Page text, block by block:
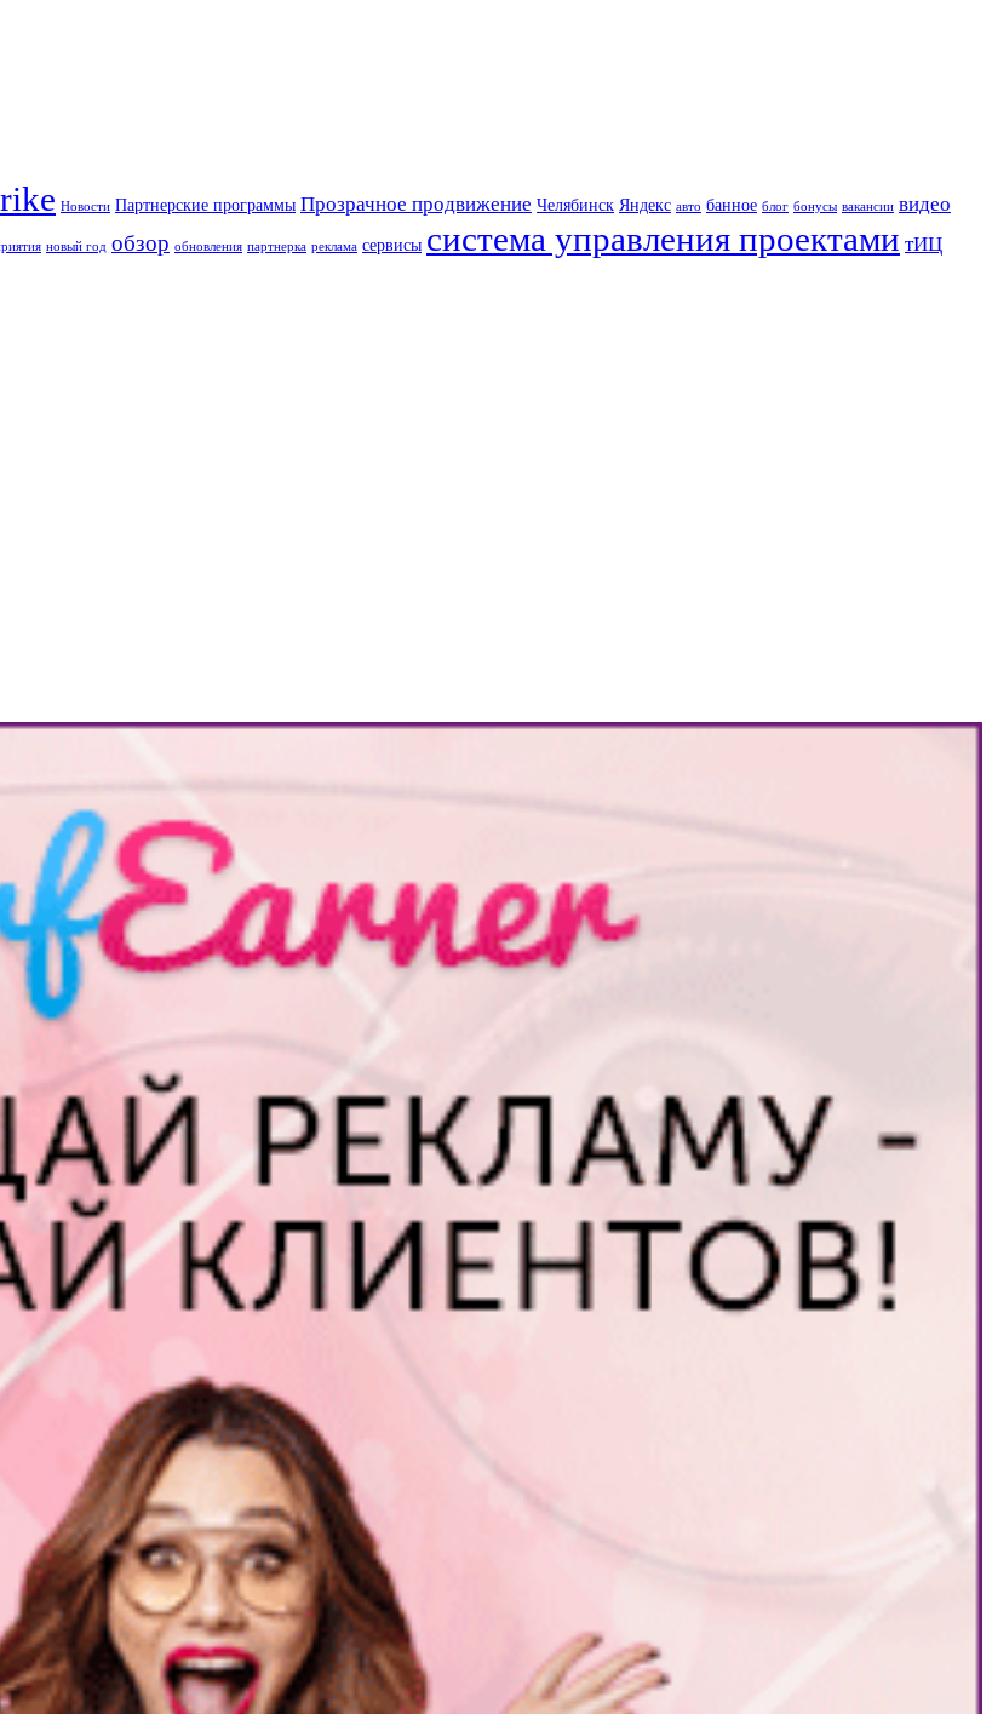
Новости Партнерские программы Прозрачное продвижение Челябинск Яндекс авто банное блог бонусы вакансии видео
новый год обзор обновления партнерка реклама сервисы система управления проектами тИЦ